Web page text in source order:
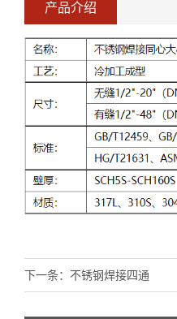
产品介绍
下一条： 不锈钢焊接四通